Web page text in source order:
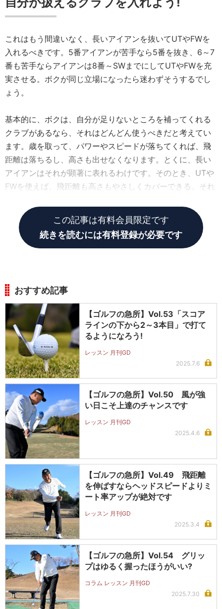
これはもう間違いなく、長いアイアンを抜いてUTやFWを
入れるべきです。5番アイアンが苦手なら5番を抜き、6～7
番も苦手ならアイアンは8番～SWまでにしてUTやFWを充
実させる。ボクが同じ立場になったら迷わずそうするでし
ょう。
基本的に、ボクは、自分が足りないところを補ってくれる
クラブがあるなら、それはどんどん使うべきだと考えてい
ます。歳を取って、パワーやスピードが落ちてくれば、飛
距離は落ちるし、高さも出せなくなります。とくに、長い
アイアンはそれが顕著に表れるわけです。そのとき、UTや
FWを使えば、飛距離も高さもやさしくカバーできる。それ
この記事は有料会員限定です
続きを読むには有料登録が必要です
おすすめ記事
【ゴルフの急所】Vol.53「スコア
ラインの下から2～3本目」で打て
るようになろう!
レッスン 月刊GD
2025.7.6
【ゴルフの急所】Vol.50 風が強
い日こそ上達のチャンスです
レッスン 月刊GD
2025.4.6
【ゴルフの急所】Vol.49 飛距離
を伸ばすならヘッドスピードよりミ
ート率アップが絶対です
レッスン 月刊GD
2025.3.4
【ゴルフの急所】Vol.54 グリッ
プはゆるく握ったほうがいい?
コラム レッスン 月刊GD
2025.7.30